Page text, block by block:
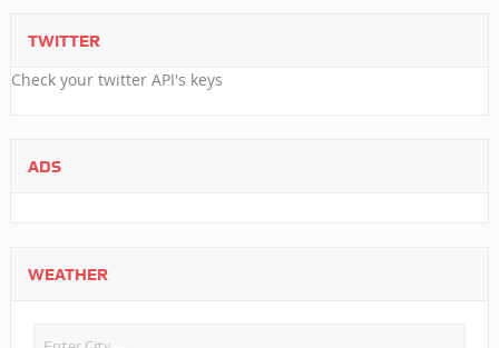
TWITTER
Check your twitter API's keys
ADS
WEATHER